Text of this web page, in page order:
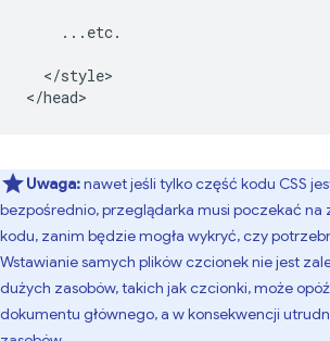
    ...etc.
  </style>
Uwaga:nawet jeśli tylko część kodu CSS
bezpośrednio, przeglądarka musi poczekać na
kodu, zanim będzie mogła wykryć, czy
Wstawianie samych plików czcionek nie jest
dużych zasobów, takich jak czcionki, może
dokumentu głównego, a w konsekwencji